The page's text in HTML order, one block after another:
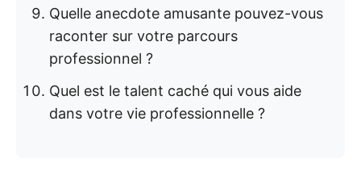
Quelle anecdote amusante pouvez-vous
raconter sur votre parcours
professionnel ?
Quel est le talent caché qui vous aide
dans votre vie professionnelle ?